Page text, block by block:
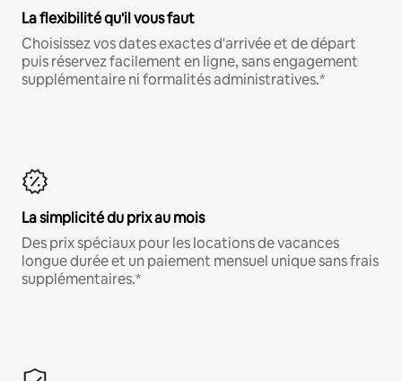
La flexibilité qu'il vous faut
Choisissez vos dates exactes d'arrivée et de départ
puis réservez facilement en ligne, sans engagement
supplémentaire ni formalités administratives.*
La simplicité du prix au mois
Des prix spéciaux pour les locations de vacances
longue durée et un paiement mensuel unique sans frais
supplémentaires.*